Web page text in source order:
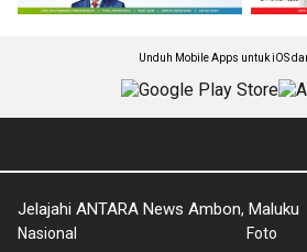
Unduh Mobile Apps untuk iOS
Jelajahi ANTARA News Ambon, Maluku
Nasional
Foto